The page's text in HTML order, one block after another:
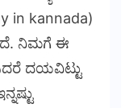
in kannada)
ನಿಮಗೆ ಈ
ದಯವಿಟ್ಟು